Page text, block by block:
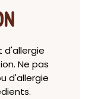
d'allergie
Ne pas
d'allergie